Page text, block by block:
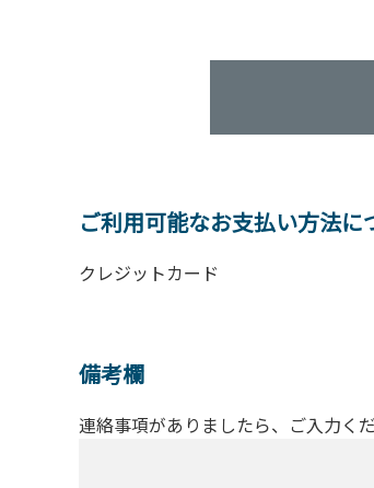
ご利用可能なお支払い方法に
クレジットカード
備考欄
連絡事項がありましたら、ご入力く